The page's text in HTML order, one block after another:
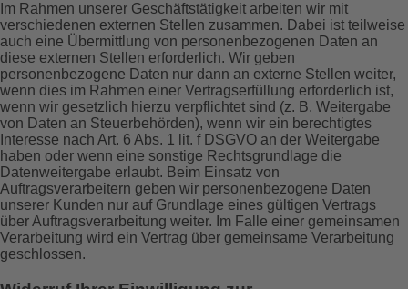
Im Rahmen unserer Geschäftstätigkeit arbeiten wir mit
verschiedenen externen Stellen zusammen. Dabei ist teilweise
auch eine Übermittlung von personenbezogenen Daten an
diese externen Stellen erforderlich. Wir geben
personenbezogene Daten nur dann an externe Stellen weiter,
wenn dies im Rahmen einer Vertragserfüllung erforderlich ist,
wenn wir gesetzlich hierzu verpflichtet sind (z. B. Weitergabe
von Daten an Steuerbehörden), wenn wir ein berechtigtes
Interesse nach Art. 6 Abs. 1 lit. f DSGVO an der Weitergabe
haben oder wenn eine sonstige Rechtsgrundlage die
Datenweitergabe erlaubt. Beim Einsatz von
Auftragsverarbeitern geben wir personenbezogene Daten
unserer Kunden nur auf Grundlage eines gültigen Vertrags
über Auftragsverarbeitung weiter. Im Falle einer gemeinsamen
Verarbeitung wird ein Vertrag über gemeinsame Verarbeitung
geschlossen.